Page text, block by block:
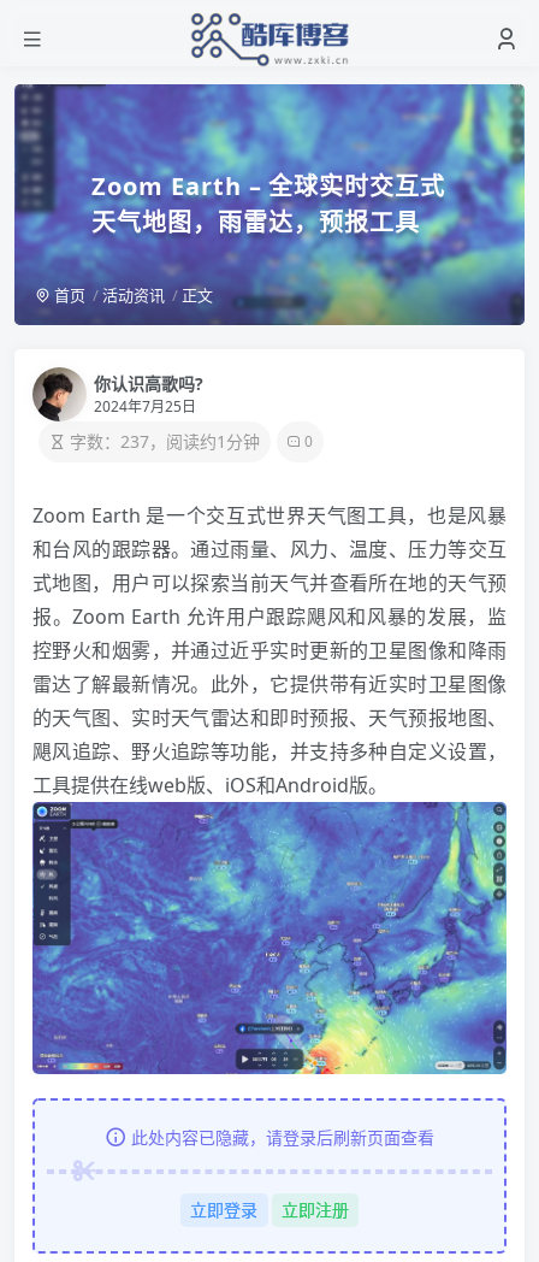
Zoom Earth – 全球实时交互式
天气地图，雨雷达，预报工具
首页 活动资讯 正文
你认识高歌吗?
2024年7月25日
字数：237，阅读约1分钟 0
Zoom Earth 是一个交互式世界天气图工具，也是风暴
和台风的跟踪器。通过雨量、风力、温度、压力等交互
式地图，用户可以探索当前天气并查看所在地的天气预
报。Zoom Earth 允许用户跟踪飓风和风暴的发展，监
控野火和烟雾，并通过近乎实时更新的卫星图像和降雨
雷达了解最新情况。此外，它提供带有近实时卫星图像
的天气图、实时天气雷达和即时预报、天气预报地图、
飓风追踪、野火追踪等功能，并支持多种自定义设置，
工具提供在线web版、iOS和Android版。
此处内容已隐藏，请登录后刷新页面查看
立即登录 立即注册